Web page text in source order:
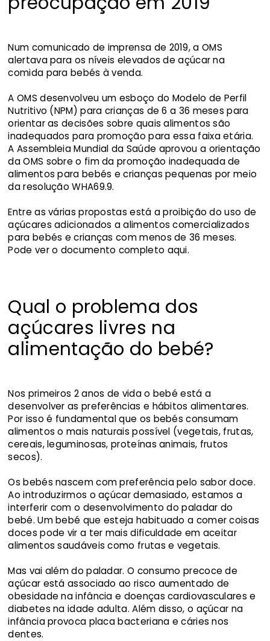
Num comunicado de imprensa de 2019, a OMS
alertava para os níveis elevados de açúcar na
comida para bebés à venda.
A OMS desenvolveu um esboço do Modelo de Perfil
Nutritivo (NPM) para crianças de 6 a 36 meses para
orientar as decisões sobre quais alimentos são
inadequados para promoção para essa faixa etária.
A Assembleia Mundial da Saúde aprovou a orientação
da OMS sobre o fim da promoção inadequada de
alimentos para bebés e crianças pequenas por meio
da resolução WHA69.9.
Entre as várias propostas está a proibição do uso de
açúcares adicionados a alimentos comercializados
para bebés e crianças com menos de 36 meses.
Pode ver o documento completo aqui.
Qual o problema dos
açúcares livres na
alimentação do bebé?
Nos primeiros 2 anos de vida o bebé está a
desenvolver as preferências e hábitos alimentares.
Por isso é fundamental que os bebés consumam
alimentos o mais naturais possível (vegetais, frutas,
cereais, leguminosas, proteínas animais, frutos
secos).
Os bebés nascem com preferência pelo sabor doce.
Ao introduzirmos o açúcar demasiado, estamos a
interferir com o desenvolvimento do paladar do
bebé. Um bebé que esteja habituado a comer coisas
doces pode vir a ter mais dificuldade em aceitar
alimentos saudáveis como frutas e vegetais.
Mas vai além do paladar. O consumo precoce de
açúcar está associado ao risco aumentado de
obesidade na infância e doenças cardiovasculares e
diabetes na idade adulta. Além disso, o açúcar na
infância provoca placa bacteriana e cáries nos
dentes.